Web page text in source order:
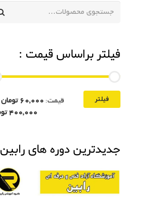
جستجو
فیلتر براساس قیمت :
فیلتر قیمت: 60,000 تومان
400,000 تومان
جدیدترین دوره های رابین